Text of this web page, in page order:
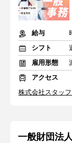
給与
シフト
雇用形態
アクセス
株式会社スタッ
一般財団法